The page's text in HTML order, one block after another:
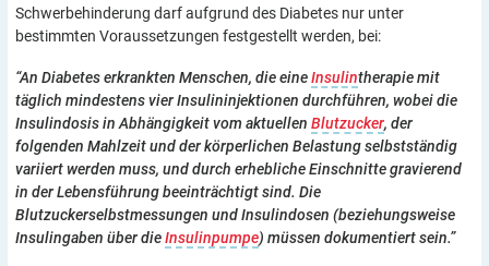
Schwerbehinderung darf aufgrund des Diabetes nur unter
bestimmten Voraussetzungen festgestellt werden, bei:
“An Diabetes erkrankten Menschen, die eineInsulintherapie mit
täglich mindestens vier Insulininjektionen durchführen, wobei die
Insulindosis in Abhängigkeit vom aktuellen Blutzucker, der
folgenden Mahlzeit und der körperlichen Belastung selbstständig
variiert werden muss, und durch erhebliche Einschnitte gravierend
in der Lebensführung beeinträchtigt sind. Die
Blutzuckerselbstmessungen und Insulindosen (beziehungsweise
Insulingaben über dieInsulinpumpe) müssen dokumentiert sein.”